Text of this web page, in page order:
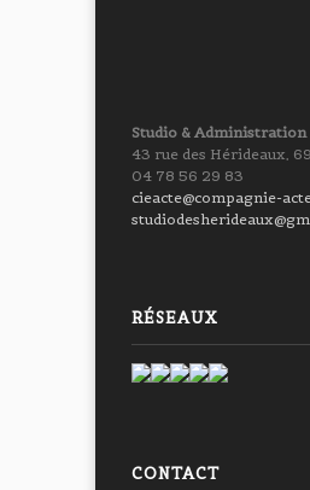
Studio & Administration
43 rue des Hérideaux,
04 78 56 29 83
cieacte@compagnie-
RÉSEAUX
CONTACT